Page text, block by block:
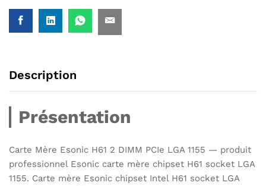
Description
Présentation
Carte Mère Esonic H61 2 DIMM PCIe LGA 1155 — produit
professionnel Esonic carte mère chipset H61 socket LGA
1155. Carte mère Esonic chipset Intel H61 socket LGA